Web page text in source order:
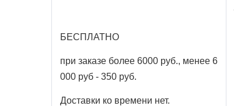
БЕСПЛАТНО
при заказе более 6000 руб., менее 6
000 руб - 350 руб.
Доставки ко времени нет.